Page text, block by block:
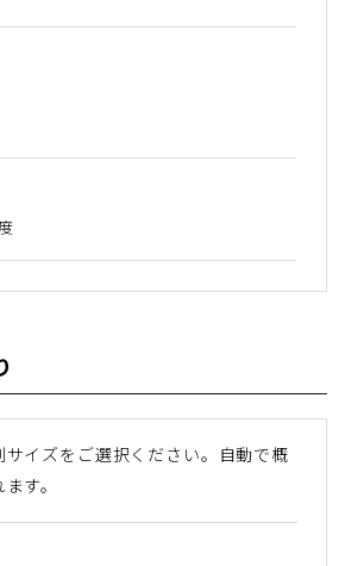
イズをご選択ください。 ⾃動で概
す。